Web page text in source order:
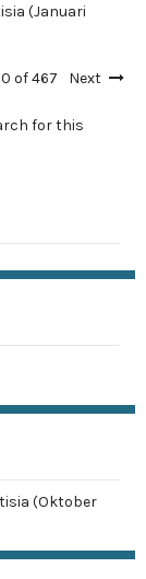
(Januari
of 467 Next
for this
(Oktober